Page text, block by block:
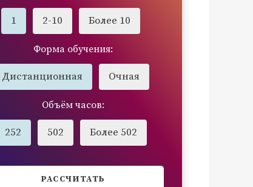
1 2-10 Более 10
Форма обучения:
Дистанционная Очная
Объём часов:
252 502 Более 502
РАССЧИТАТЬ